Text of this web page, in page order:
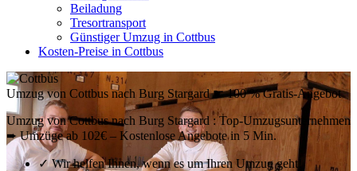
Beiladung
Tresortransport
Günstiger Umzug in Cottbus
Kosten-Preise in Cottbus
Umzug von Cottbus nach Burg Stargard ☛ 100 % Gratis-Angebot
Umzug von Cottbus nach Burg Stargard : Top-Umzugsunternehmen
➨ Umzüge ab 102€ – Kostenlose Angebote in 5 Min.
✓Wir helfen Ihnen, wenn es um Ihren Umzug geht!